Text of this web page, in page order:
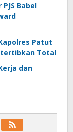
Babel
Patut
Total
dan